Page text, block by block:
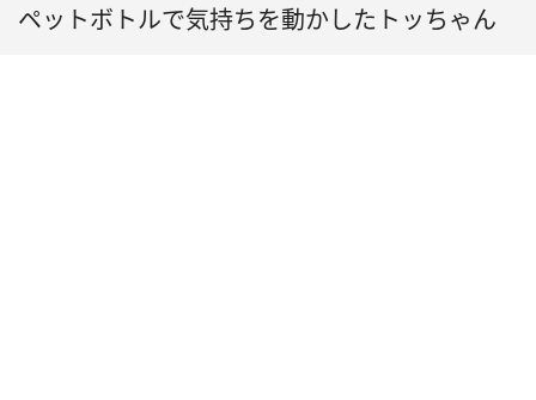
ペットボトルで気持ちを動かしたトッちゃん